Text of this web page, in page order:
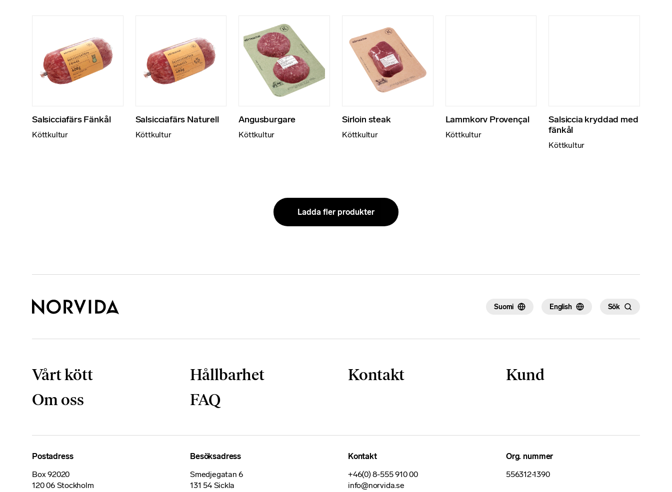
Salsicciafärs Fänkål
Köttkultur
Salsicciafärs Naturell
Köttkultur
Angusburgare
Köttkultur
Sirloin steak
Köttkultur
Lammkorv Provençal
Köttkultur
Salsiccia kryddad med
fänkål
Köttkultur
Ladda fler produkter
Suomi English Sök
Vårt kött Hållbarhet Kontakt
Kund
Om oss
FAQ
Postadress
Box 92020
120 06 Stockholm
Besöksadress
Smedjegatan 6
131 54 Sickla
Kontakt
+46(0) 8-555 910 00
info@norvida.se
Org. nummer
556312-1390
N
d
i
r
g
a
tt
v